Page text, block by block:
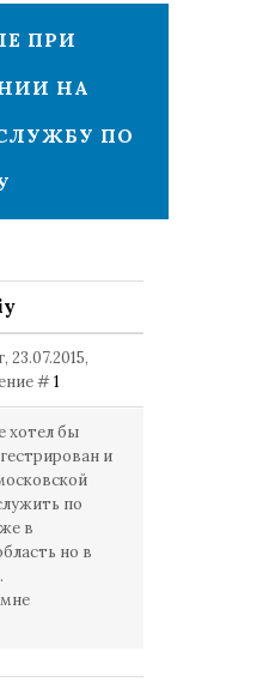
ПРИ
НА
ПО
23.07.2015,
#1
хотел бы
и
по
в
но в